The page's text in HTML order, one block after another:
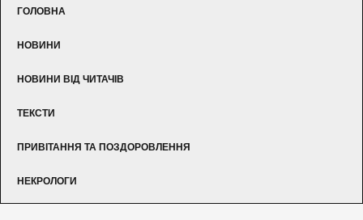
ГОЛОВНА
НОВИНИ
НОВИНИ ВІД ЧИТАЧІВ
ТЕКСТИ
ПРИВІТАННЯ ТА ПОЗДОРОВЛЕННЯ
НЕКРОЛОГИ